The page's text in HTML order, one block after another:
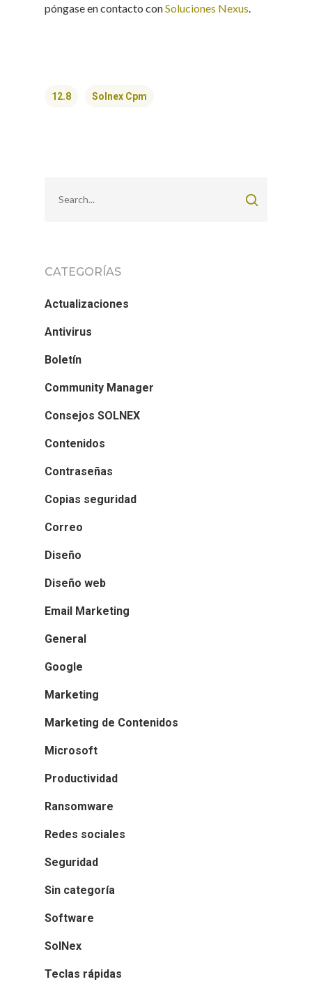
póngase en contacto conSoluciones Nexus.
12.8 Solnex Cpm
CATEGORÍAS
Actualizaciones
Antivirus
Boletín
Community Manager
Consejos SOLNEX
Contenidos
Contraseñas
Copias seguridad
Correo
Diseño
Diseño web
Email Marketing
General
Google
Marketing
Marketing de Contenidos
Microsoft
Productividad
Ransomware
Redes sociales
Seguridad
Sin categoría
Software
SolNex
Teclas rápidas